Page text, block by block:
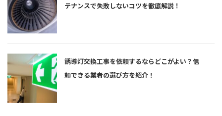
テナンスで失敗しないコツを徹底解説！
誘導灯交換工事を依頼するならどこがよい？信
頼できる業者の選び方を紹介！